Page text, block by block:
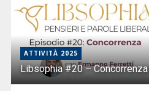
ATTIVITÀ 2025
Libsophia #20 –